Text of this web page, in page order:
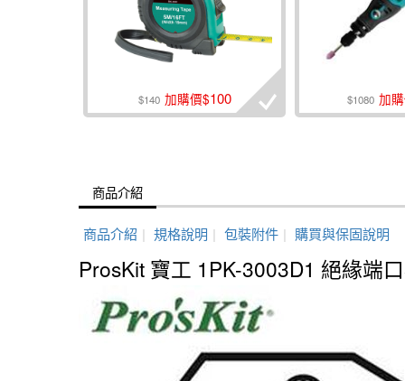
$140 加購價$100 $1080 加
商品介紹
商品介紹 | 規格說明 | 包裝附件 | 購買與保固說明
ProsKit 寶工 1PK-3003D1 絕緣端